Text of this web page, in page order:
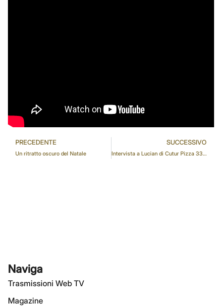
PRECEDENTE
Un ritratto oscuro del Natale
SUCCESSIVO
Intervista a Lucian di Cutur Pizza 333 – Città Fiera
Naviga
Trasmissioni Web TV
Magazine